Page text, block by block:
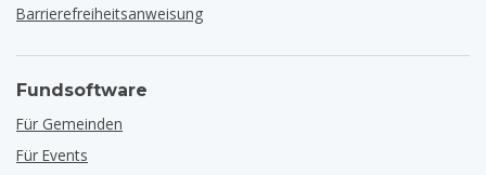
Barrierefreiheitsanweisung
Fundsoftware
Für Gemeinden
Für Events